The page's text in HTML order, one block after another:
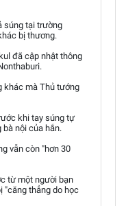
súng tại trường
bị thương.
đã cập nhật thông
khác mà Thủ tướng
khi tay súng tự
nội của hắn.
vẫn còn "hơn 30
từ một người bạn
"căng thẳng do học